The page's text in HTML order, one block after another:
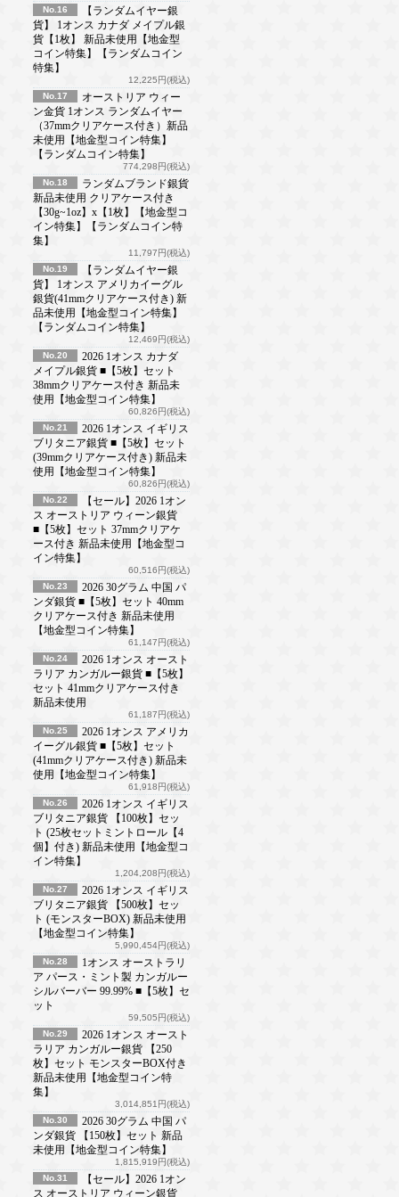
No.16
【ランダムイヤー銀
貨】 1オンス カナダ メイプル銀
貨【1枚】 新品未使用【地金型
コイン特集】【ランダムコイン
特集】
12,225円(税込)
No.17
オーストリア ウィー
ン金貨 1オンス ランダムイヤー
（37mmクリアケース付き）新品
未使用【地金型コイン特集】
【ランダムコイン特集】
774,298円(税込)
No.18
ランダムブランド銀貨
新品未使用 クリアケース付き
【30g~1oz】x【1枚】【地金型コ
イン特集】【ランダムコイン特
集】
11,797円(税込)
No.19
【ランダムイヤー銀
貨】 1オンス アメリカイーグル
銀貨(41mmクリアケース付き) 新
品未使用【地金型コイン特集】
【ランダムコイン特集】
12,469円(税込)
No.20
2026 1オンス カナダ
メイプル銀貨 ■【5枚】セット
38mmクリアケース付き 新品未
使用【地金型コイン特集】
60,826円(税込)
No.21
2026 1オンス イギリス
ブリタニア銀貨 ■【5枚】セット
(39mmクリアケース付き) 新品未
使用【地金型コイン特集】
60,826円(税込)
No.22
【セール】2026 1オン
ス オーストリア ウィーン銀貨
■【5枚】セット 37mmクリアケ
ース付き 新品未使用【地金型コ
イン特集】
60,516円(税込)
No.23
2026 30グラム 中国 パ
ンダ銀貨 ■【5枚】セット 40mm
クリアケース付き 新品未使用
【地金型コイン特集】
61,147円(税込)
No.24
2026 1オンス オースト
ラリア カンガルー銀貨 ■【5枚】
セット 41mmクリアケース付き
新品未使用
61,187円(税込)
No.25
2026 1オンス アメリカ
イーグル銀貨 ■【5枚】セット
(41mmクリアケース付き) 新品未
使用【地金型コイン特集】
61,918円(税込)
No.26
2026 1オンス イギリス
ブリタニア銀貨 【100枚】セッ
ト (25枚セットミントロール【4
個】付き) 新品未使用【地金型コ
イン特集】
1,204,208円(税込)
No.27
2026 1オンス イギリス
ブリタニア銀貨 【500枚】セッ
ト (モンスターBOX) 新品未使用
【地金型コイン特集】
5,990,454円(税込)
No.28
1オンス オーストラリ
ア パース・ミント製 カンガルー
シルバーバー 99.99% ■【5枚】セ
ット
59,505円(税込)
No.29
2026 1オンス オースト
ラリア カンガルー銀貨 【250
枚】セット モンスターBOX付き
新品未使用【地金型コイン特
集】
3,014,851円(税込)
No.30
2026 30グラム 中国 パ
ンダ銀貨 【150枚】セット 新品
未使用【地金型コイン特集】
1,815,919円(税込)
No.31
【セール】2026 1オン
ス オーストリア ウィーン銀貨